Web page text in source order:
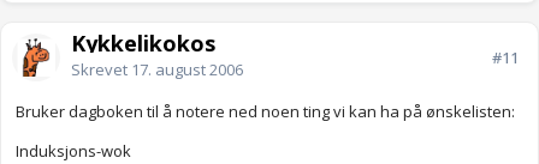
Kykkelikokos
Skrevet 17. august 2006
#11
Bruker dagboken til å notere ned noen ting vi kan ha på ønskelisten:
Induksjons-wok